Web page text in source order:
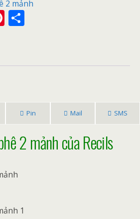
2 mảnh
Pi
e e
Pin Mail SMS
2 mảnh của Recils